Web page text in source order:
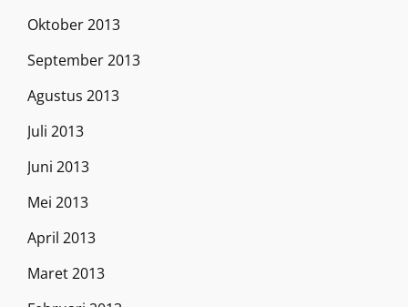
Oktober 2013
September 2013
Agustus 2013
Juli 2013
Juni 2013
Mei 2013
April 2013
Maret 2013